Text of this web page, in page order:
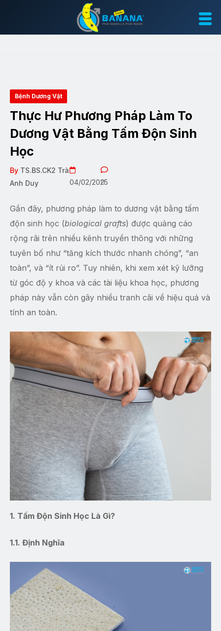
Bệnh Dương Vật
Thực Hư Phương Pháp Làm To
Dương Vật Bằng Tấm Độn Sinh
Học
By TS.BS.CK2 Trà
Anh Duy
04/02/2025
0
Gần đây, phương pháp làm to dương vật bằng tấm
độn sinh học (biological grafts) được quảng cáo
rộng rãi trên nhiều kênh truyền thông với những
tuyên bố như “tăng kích thước nhanh chóng”, “an
toàn”, và “ít rủi ro”. Tuy nhiên, khi xem xét kỹ lưỡng
từ góc độ y khoa và các tài liệu khoa học, phương
pháp này vẫn còn gây nhiều tranh cãi về hiệu quả và
tính an toàn.
1. Tấm Độn Sinh Học Là Gì?
1.1. Định Nghĩa